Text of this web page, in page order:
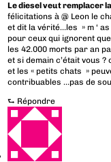
Le diesel veut remplacer
félicitations à @ Leon le
et dit la vérité…les » m ‘
pour ceux qui ignorent
les 42.000 morts par an
et si demain c’était vous
et les « petits chats »
contribuables …pas de
⮑ Répondre